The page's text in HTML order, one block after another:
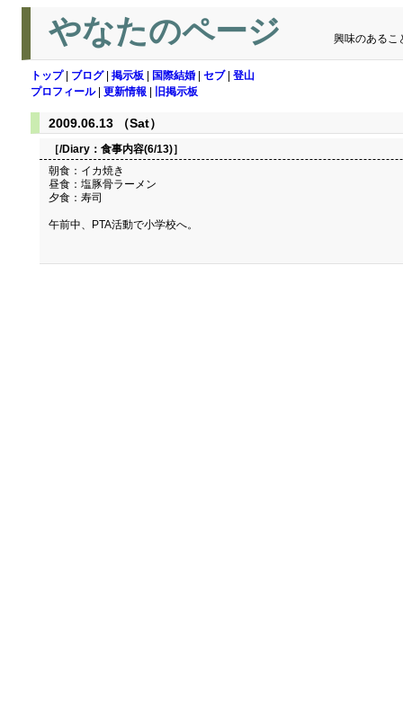
やなたのページ 興味のあるこ
トップ| ブログ| 掲示板 国際結婚 セブ| 登山
プロフィール| 更新情報 旧掲示板
2009.06.13 （Sat）
［/Diary： 食事内容(6/13)］
朝食：イカ焼き
昼食：塩豚骨ラーメン
夕食：寿司
午前中、PTA活動で小学校へ。